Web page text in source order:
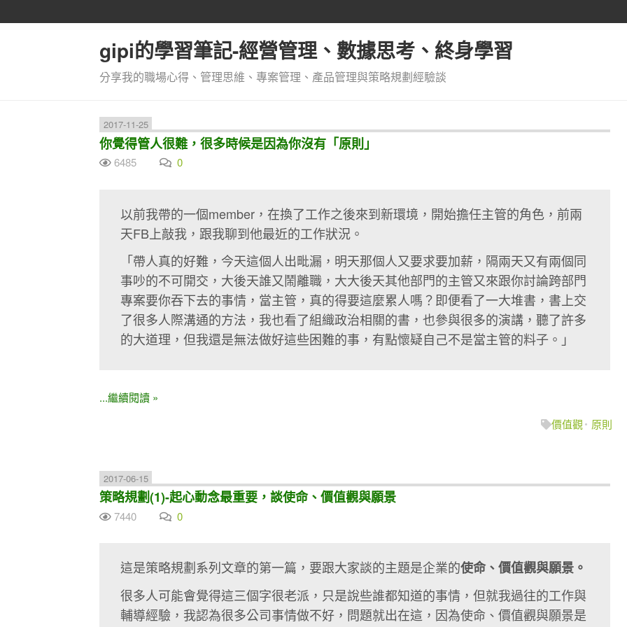
gipi的學習筆記-經營管理、數據思考、終身學習
分享我的職場心得、管理思維、專案管理、產品管理與策略規劃經驗談
2017-11-25
你覺得管人很難，很多時候是因為你沒有「原則」
6485 0
以前我帶的一個member，在換了工作之後來到新環境，開始擔任主管的角色，前兩
天FB上敲我，跟我聊到他最近的工作狀況。
「帶人真的好難，今天這個人出毗漏，明天那個人又要求要加薪，隔兩天又有兩個同
事吵的不可開交，大後天誰又鬧離職，大大後天其他部門的主管又來跟你討論跨部門
專案要你吞下去的事情，當主管，真的得要這麼累人嗎？即便看了一大堆書，書上交
了很多人際溝通的方法，我也看了組織政治相關的書，也參與很多的演講，聽了許多
的大道理，但我還是無法做好這些困難的事，有點懷疑自己不是當主管的料子。」
...繼續閱讀 »
價值觀
原則
2017-06-15
策略規劃(1)-起心動念最重要，談使命、價值觀與願景
7440 0
這是策略規劃系列文章的第一篇，要跟大家談的主題是企業的使命、價值觀與願景。
很多人可能會覺得這三個字很老派，只是說些誰都知道的事情，但就我過往的工作與
輔導經驗，我認為很多公司事情做不好，問題就出在這，因為使命、價值觀與願景是